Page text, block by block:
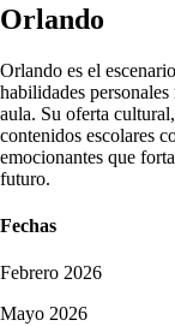
Orlando
Orlando es el
habilidades
aula. Su oferta
contenidos escolares
emocionantes que
futuro.
Fechas
Febrero 2026
Mayo 2026